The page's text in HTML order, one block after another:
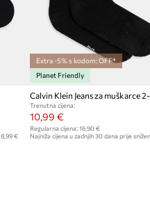
8,99 €
Extra -5% s kodom: OFF*
Planet Friendly
Calvin Klein Jeans za muškarce
Trenutna cijena:
10,99 €
Regularna cijena:16,90 €
Najniža cijena u zadnjih 30 dana prije